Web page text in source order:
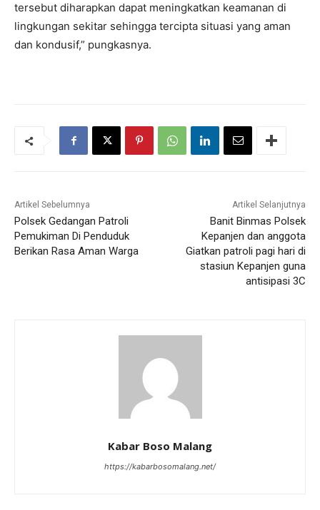
tersebut diharapkan dapat meningkatkan keamanan di
lingkungan sekitar sehingga tercipta situasi yang aman
dan kondusif,” pungkasnya.
Artikel Sebelumnya
Polsek Gedangan Patroli
Pemukiman Di Penduduk
Berikan Rasa Aman Warga
Artikel Selanjutnya
Banit Binmas Polsek
Kepanjen dan anggota
Giatkan patroli pagi hari di
stasiun Kepanjen guna
antisipasi 3C
Kabar Boso Malang
https://kabarbosomalang.net/